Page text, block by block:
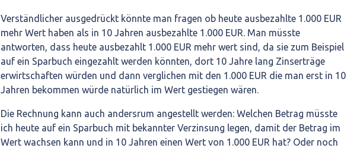
Verständlicher ausgedrückt könnte man fragen ob heute ausbezahlte 1.000 EUR
mehr Wert haben als in 10 Jahren ausbezahlte 1.000 EUR. Man müsste
antworten, dass heute ausbezahlt 1.000 EUR mehr wert sind, da sie zum Beispiel
auf ein Sparbuch eingezahlt werden könnten, dort 10 Jahre lang Zinserträge
erwirtschaften würden und dann verglichen mit den 1.000 EUR die man erst in 10
Jahren bekommen würde natürlich im Wert gestiegen wären.
Die Rechnung kann auch andersrum angestellt werden: Welchen Betrag müsste
ich heute auf ein Sparbuch mit bekannter Verzinsung legen, damit der Betrag im
Wert wachsen kann und in 10 Jahren einen Wert von 1.000 EUR hat? Oder noch